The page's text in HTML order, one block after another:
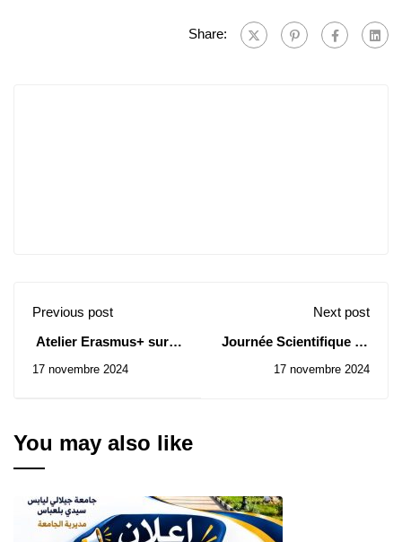
Share:
Previous post
Atelier Erasmus+ sur la
dans l’enseignement
17 novembre 2024
Next post
Journée Scientifique en
SARI
17 novembre 2024
You may also like